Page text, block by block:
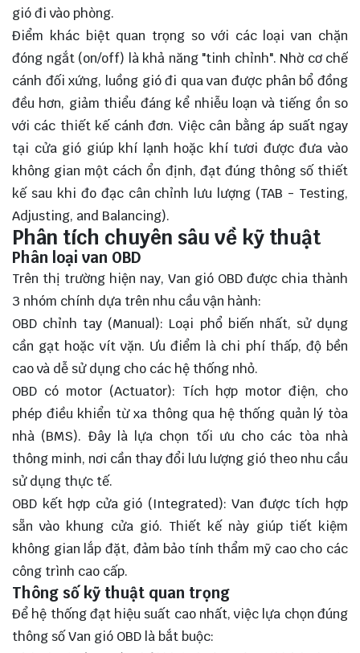
gió đi vào phòng.
Điểm khác biệt quan trọng so với các loại van chặn
đóng ngắt (on/off) là khả năng "tinh chỉnh". Nhờ cơ chế
cánh đối xứng, luồng gió đi qua van được phân bổ đồng
đều hơn, giảm thiểu đáng kể nhiễu loạn và tiếng ồn so
với các thiết kế cánh đơn. Việc cân bằng áp suất ngay
tại cửa gió giúp khí lạnh hoặc khí tươi được đưa vào
không gian một cách ổn định, đạt đúng thông số thiết
kế sau khi đo đạc cân chỉnh lưu lượng (TAB - Testing,
Adjusting, and Balancing).
Phân tích chuyên sâu về kỹ thuật
Phân loại van OBD
Trên thị trường hiện nay, Van gió OBD được chia thành
3 nhóm chính dựa trên nhu cầu vận hành:
OBD chỉnh tay (Manual): Loại phổ biến nhất, sử dụng
cần gạt hoặc vít vặn. Ưu điểm là chi phí thấp, độ bền
cao và dễ sử dụng cho các hệ thống nhỏ.
OBD có motor (Actuator): Tích hợp motor điện, cho
phép điều khiển từ xa thông qua hệ thống quản lý tòa
nhà (BMS). Đây là lựa chọn tối ưu cho các tòa nhà
thông minh, nơi cần thay đổi lưu lượng gió theo nhu cầu
sử dụng thực tế.
OBD kết hợp cửa gió (Integrated): Van được tích hợp
sẵn vào khung cửa gió. Thiết kế này giúp tiết kiệm
không gian lắp đặt, đảm bảo tính thẩm mỹ cao cho các
công trình cao cấp.
Thông số kỹ thuật quan trọng
Để hệ thống đạt hiệu suất cao nhất, việc lựa chọn đúng
thông số Van gió OBD là bắt buộc: